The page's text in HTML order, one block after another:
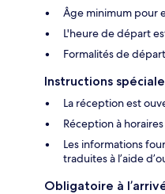
Âge minimum pour
L'heure de départ
Formalités de
Instructions
La réception est
Réception à
Les informations
traduites à l’aide
Obligatoire à